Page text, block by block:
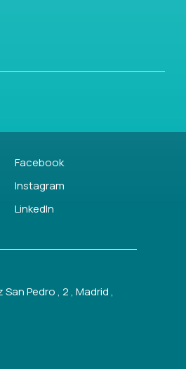
Facebook
Instagram
LinkedIn
Pedro , 2 , Madrid ,